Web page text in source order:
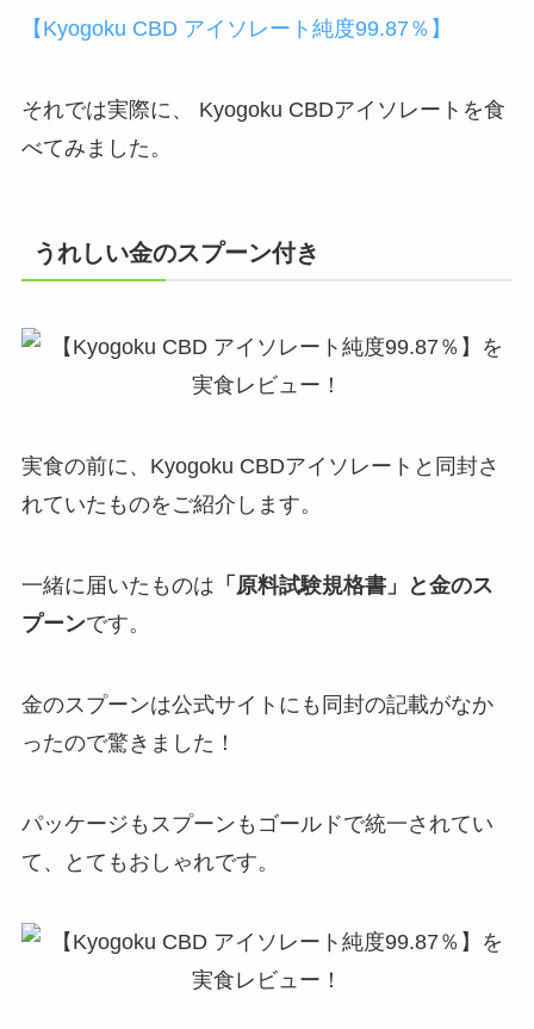
【Kyogoku CBD アイソレート純度99.87％】
それでは実際に、 Kyogoku CBDアイソレートを食
べてみました。
うれしい金のスプーン付き
実食の前に、Kyogoku CBDアイソレートと同封さ
れていたものをご紹介します。
一緒に届いたものは 「原料試験規格書」と金のス
プーンです。
金のスプーンは公式サイトにも同封の記載がなか
ったので驚きました！
パッケージもスプーンもゴールドで統一されてい
て、とてもおしゃれです。